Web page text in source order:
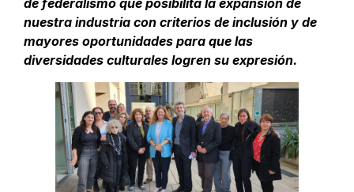
nuestra industria con criterios de inclusión y de
mayores oportunidades para que las
diversidades culturales logren su expresión.